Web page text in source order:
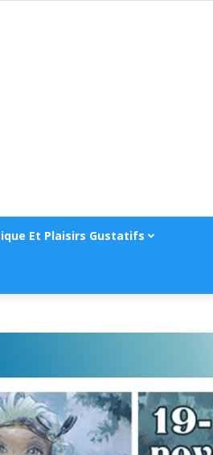
Et Plaisirs Gustatifs